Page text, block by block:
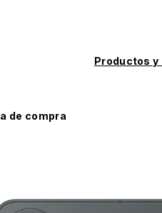
Productos
de compra